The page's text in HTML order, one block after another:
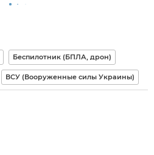
Беспилотник (БПЛА, дрон)
ВСУ (Вооруженные силы Украины)